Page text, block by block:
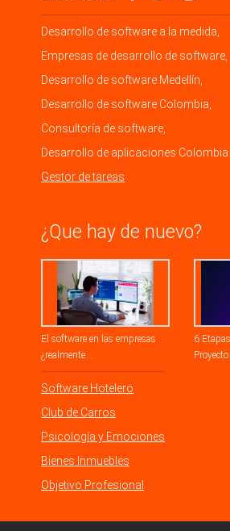
Desarrollo de software a la medida,
Empresas de desarrollo de software,
Desarrollo de software Medellín,
Desarrollo de software Colombia,
Consultoría de software,
Desarrollo de aplicaciones Colombia
Gestor de tareas
¿Que hay de nuevo?
El software en las empresas
¿realmente...
6
Software Hotelero
Club de Carros
Psicología y Emociones
Bienes Inmuebles
Objetivo Profesional